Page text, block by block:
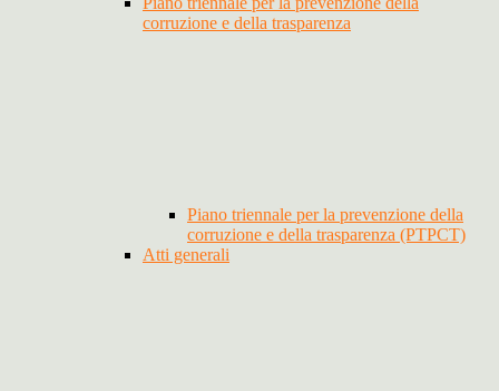
corruzione e della trasparenza
Piano triennale per la prevenzione della
corruzione e della trasparenza (PTPCT)
Atti generali